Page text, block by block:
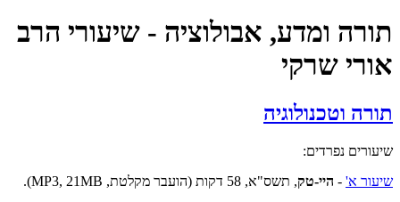
תורה ומדע, אבולוציה - שיעורי הרב
אורי שרקי
תורה וטכנולוגיה
שיעורים נפרדים:
שיעור א' - היי-טק, תשס"א, 58 דקות (הועבר מקלטת, MP3, 21MB).